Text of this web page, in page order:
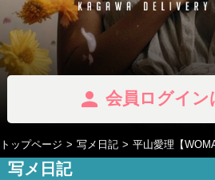
person 会員ログイン
トップページ 写メ日記 平山愛理【
写メ日記